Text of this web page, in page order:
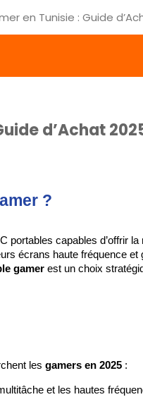
en Tunisie : Guide
d’Achat
?
capables d’offrir la
écrans haute fréquence et
gamer est un choix
les gamers en 2025 :
et les hautes